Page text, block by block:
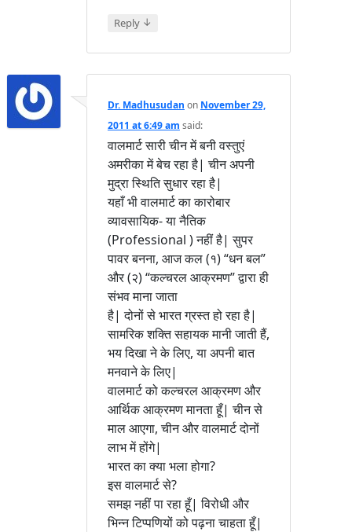
Reply ↓
Dr. Madhusudan on November 29,
2011 at 6:49 am said:
वालमार्ट सारी चीन में बनी वस्तुएं
अमरीका में बेच रहा है| चीन अपनी
मुद्रा स्थिति सुधार रहा है|
यहाँ भी वालमार्ट का कारोबार
व्यावसायिक- या नैतिक
(Professional ) नहीं है| सुपर
पावर बनना, आज कल (१) “धन बल”
और (२) “कल्चरल आक्रमण” द्वारा ही
संभव माना जाता
है| दोनों से भारत ग्रस्त हो रहा है|
सामरिक शक्ति सहायक मानी जाती हैं,
भय दिखा ने के लिए, या अपनी बात
मनवाने के लिए|
वालमार्ट को कल्चरल आक्रमण और
आर्थिक आक्रमण मानता हूँ| चीन से
माल आएगा, चीन और वालमार्ट दोनों
लाभ में होंगे|
भारत का क्या भला होगा?
इस वालमार्ट से?
समझ नहीं पा रहा हूँ| विरोधी और
भिन्न टिप्पणियों को पढ़ना चाहता हूँ|